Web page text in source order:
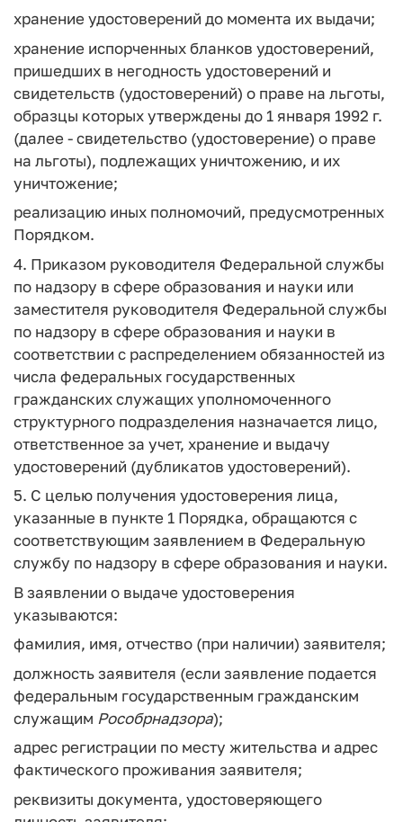
хранение удостоверений до момента их выдачи;
хранение испорченных бланков удостоверений,
пришедших в негодность удостоверений и
свидетельств (удостоверений) о праве на льготы,
образцы которых утверждены до 1 января 1992 г.
(далее - свидетельство (удостоверение) о праве
на льготы), подлежащих уничтожению, и их
уничтожение;
реализацию иных полномочий, предусмотренных
Порядком.
4. Приказом руководителя Федеральной службы
по надзору в сфере образования и науки или
заместителя руководителя Федеральной службы
по надзору в сфере образования и науки в
соответствии с распределением обязанностей из
числа федеральных государственных
гражданских служащих уполномоченного
структурного подразделения назначается лицо,
ответственное за учет, хранение и выдачу
удостоверений (дубликатов удостоверений).
5. С целью получения удостоверения лица,
указанные в пункте 1 Порядка, обращаются с
соответствующим заявлением в Федеральную
службу по надзору в сфере образования и науки.
В заявлении о выдаче удостоверения
указываются:
фамилия, имя, отчество (при наличии) заявителя;
должность заявителя (если заявление подается
федеральным государственным гражданским
служащим Рособрнадзора);
адрес регистрации по месту жительства и адрес
фактического проживания заявителя;
реквизиты документа, удостоверяющего